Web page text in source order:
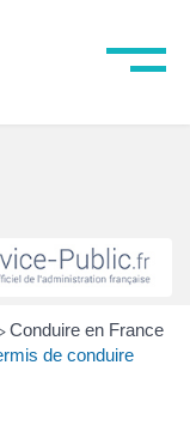
> Conduire en France
de conduire